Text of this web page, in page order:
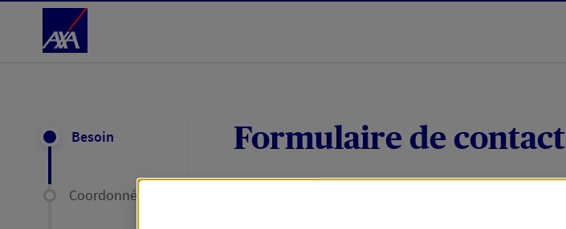
Accéder au Contenu
Besoin
Coordonnées
Formulaire de contact